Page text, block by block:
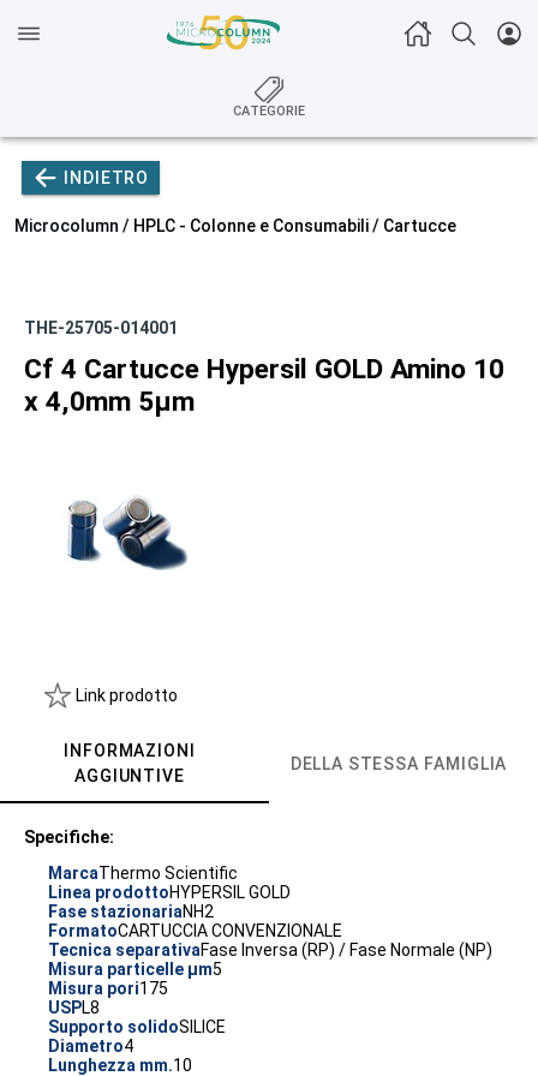
CATEGORIE
INDIETRO
Microcolumn / HPLC - Colonne e Consumabili/ Cartucce
THE-25705-014001
Cf 4 Cartucce Hypersil GOLD Amino 10
x 4,0mm 5µm
Link prodotto
INFORMAZIONI
AGGIUNTIVE
DELLA STESSA FAMIGLIA
Specifiche:
MarcaThermo Scientific
Linea prodottoHYPERSIL GOLD
Fase stazionariaNH2
FormatoCARTUCCIA CONVENZIONALE
Tecnica separativaFase Inversa (RP) / Fase Normale (NP)
Misura particelle µm5
Misura pori175
USPL8
Supporto solidoSILICE
Diametro4
Lunghezza mm.10